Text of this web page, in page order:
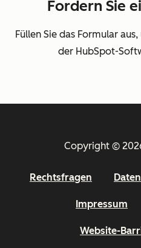
Fordern Sie
Füllen Sie das Formular
der HubSpot-
Copyright ©
Rechtsfragen
Impressum
Website-